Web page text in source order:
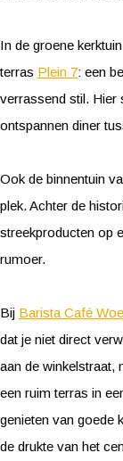
In de groene
terras Plein 7: een
verrassend stil. Hier
ontspannen diner
Ook de binnentuin
plek. Achter de
streekproducten op
rumoer.
Bij Barista Café
dat je niet direct
aan de winkelstraat,
een ruim terras in
genieten van goede
de drukte van het